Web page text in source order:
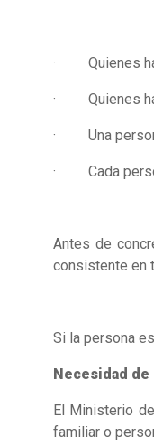
· Quienes
· Quienes
· Una persona
· Cada
Antes de
consistente en
Si la persona
Necesidad de
El Ministerio
familiar o